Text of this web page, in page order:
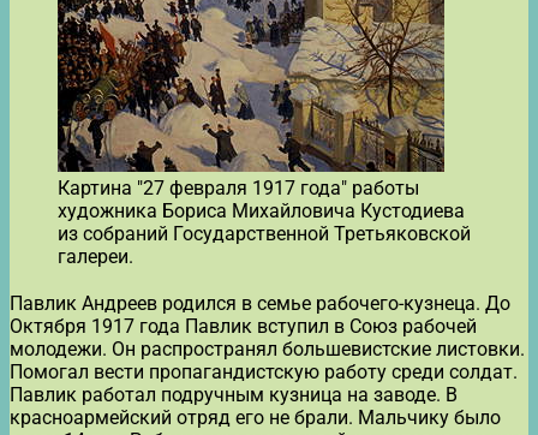
Картина "27 февраля 1917 года" работы
художника Бориса Михайловича Кустодиева
из собраний Государственной Третьяковской
галереи.
Павлик Андреев родился в семье рабочего-кузнеца. До
Октября 1917 года Павлик вступил в Союз рабочей
молодежи. Он распространял большевистские листовки.
Помогал вести пропагандистскую работу среди солдат.
Павлик работал подручным кузница на заводе. В
красноармейский отряд его не брали. Мальчику было